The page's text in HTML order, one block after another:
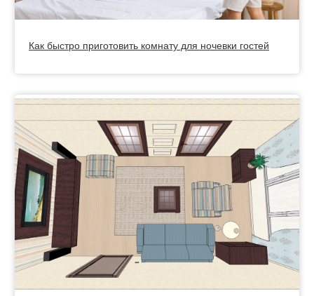
Как быстро приготовить комнату для ночевки гостей